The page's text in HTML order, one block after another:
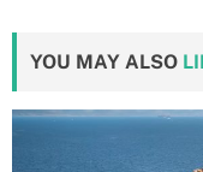
YOU MAY ALSO